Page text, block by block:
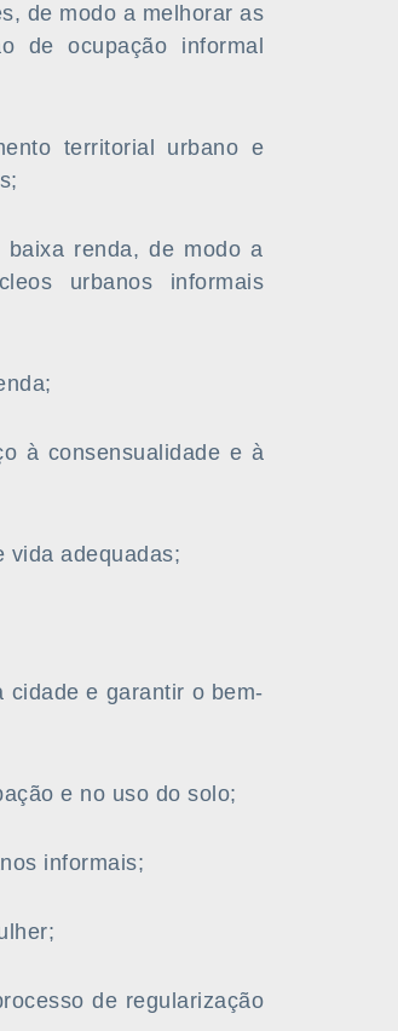
de modo a melhorar as
de ocupação informal
territorial urbano e
renda, de modo a
urbanos informais
à consensualidade e à
vida adequadas;
cidade e garantir o bem-
e no uso do solo;
informais;
de regularização